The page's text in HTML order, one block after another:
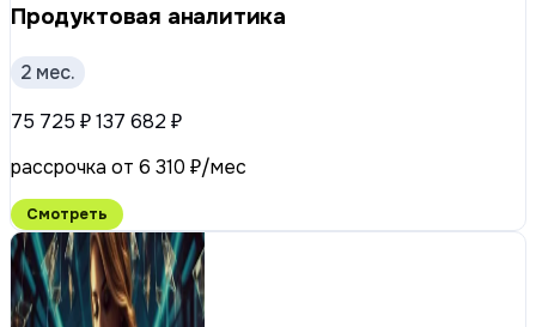
Продуктовая аналитика
2 мес.
75 725 ₽137 682 ₽
рассрочка от 6 310 ₽/мес
Смотреть